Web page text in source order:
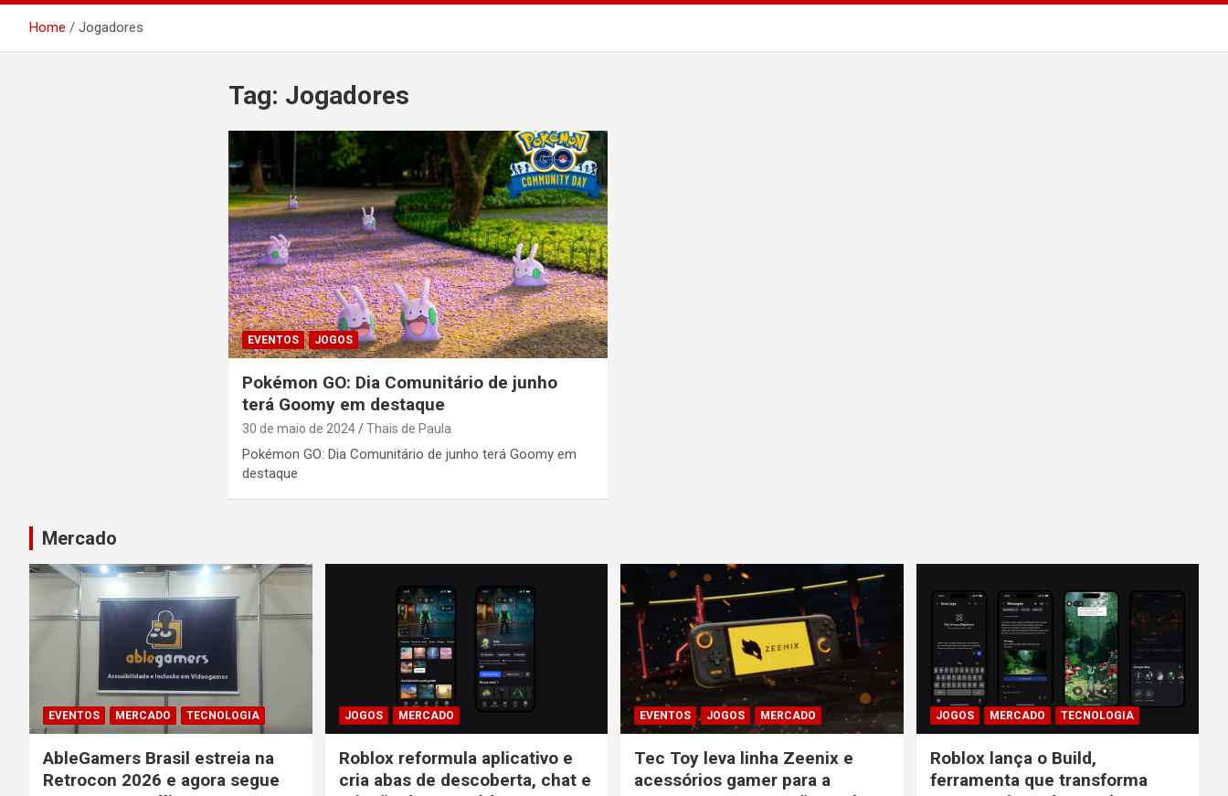
Home Jogadores
Tag: Jogadores
EVENTOS JOGOS
Pokémon GO: Dia Comunitário de junho
terá Goomy em destaque
30 de maio de 2024 Thais de Paula
Pokémon GO: Dia Comunitário de junho terá Goomy em
destaque
Mercado
EVENTOS MERCADO TECNOLOGIA
AbleGamers Brasil estreia na
Retrocon 2026 e agora segue
JOGOS MERCADO
Roblox reformula aplicativo e
cria abas de descoberta, chat e
EVENTOS JOGOS MERCADO
Tec Toy leva linha Zeenix e
acessórios gamer para a
JOGOS MERCADO TECNOLOGIA
Roblox lança o Build,
ferramenta que transforma